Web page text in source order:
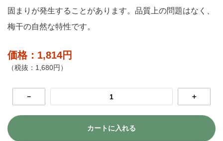
固まりが発生することがあります。品質上の問題はなく、
梅干の自然な特性です。
価格：1,814円
（税抜：1,680円）
－ ＋
カートに入れる